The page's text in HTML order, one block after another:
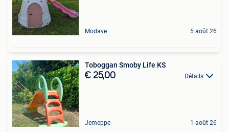
Modave 5 août 26
Toboggan Smoby Life KS
€ 25,00 Détails
Jemeppe 1 août 26